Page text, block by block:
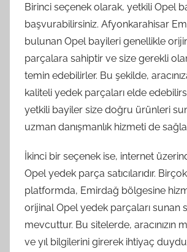
Birinci seçenek olarak, yetkili Opel
başvurabilirsiniz. Afyonkarahisar
bulunan Opel bayileri genellikle
parçalara sahiptir ve size gerekli
temin edebilirler. Bu şekilde,
kaliteli yedek parçaları elde
yetkili bayiler size doğru ürünleri
uzman danışmanlık hizmeti de
İkinci bir seçenek ise, internet
Opel yedek parça satıcılarıdır.
platformda, Emirdağ bölgesine
orijinal Opel yedek parçaları sunan
mevcuttur. Bu sitelerde, aracınızın
ve yıl bilgilerini girerek ihtiyaç